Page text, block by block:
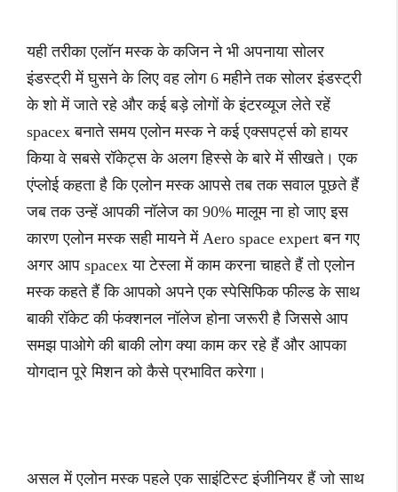
यही तरीका एलॉन मस्क के कजिन ने भी अपनाया सोलर
इंडस्ट्री में घुसने के लिए वह लोग 6 महीने तक सोलर इंडस्ट्री
के शो में जाते रहे और कई बड़े लोगों के इंटरव्यूज लेते रहें
spacex बनाते समय एलोन मस्क ने कई एक्सपर्ट्स को हायर
किया वे सबसे रॉकेट्स के अलग हिस्से के बारे में सीखते। एक
एंप्लोई कहता है कि एलोन मस्क आपसे तब तक सवाल पूछते हैं
जब तक उन्हें आपकी नॉलेज का 90% मालूम ना हो जाए इस
कारण एलोन मस्क सही मायने में Aero space expert बन गए
अगर आप spacex या टेस्ला में काम करना चाहते हैं तो एलोन
मस्क कहते हैं कि आपको अपने एक स्पेसिफिक फील्ड के साथ
बाकी रॉकेट की फंक्शनल नॉलेज होना जरूरी है जिससे आप
समझ पाओगे की बाकी लोग क्या काम कर रहे हैं और आपका
योगदान पूरे मिशन को कैसे प्रभावित करेगा।
असल में एलोन मस्क पहले एक साइंटिस्ट इंजीनियर हैं जो साथ